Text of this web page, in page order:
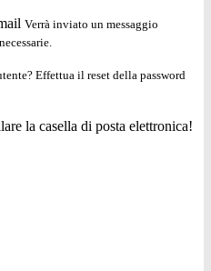
Verrà inviato un messaggio
Effettua il reset della password
la casella di posta elettronica!